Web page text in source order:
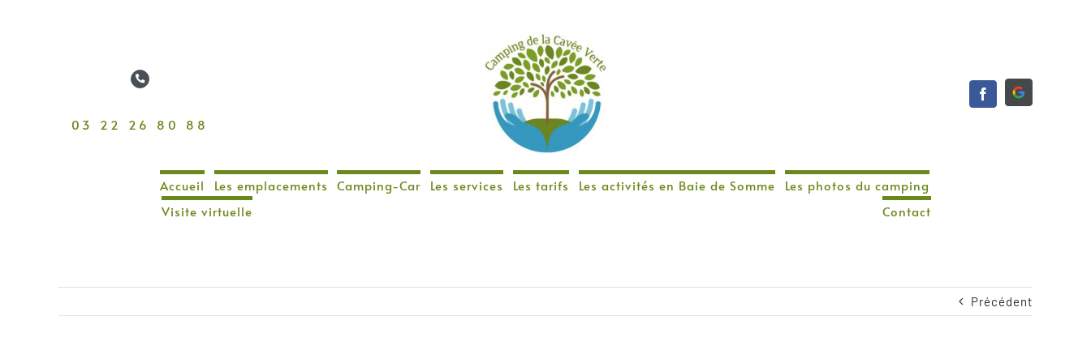
03 22 26 80 88
Accueil Les emplacements Camping-Car Les services Les tarifs Les activités en Baie de Somme
Les photos du camping
Visite virtuelle
Contact
Précédent